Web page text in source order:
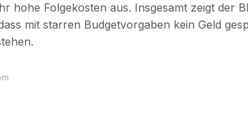
hohe Folgekosten aus. Insgesamt zeigt der
mit starren Budgetvorgaben kein Geld